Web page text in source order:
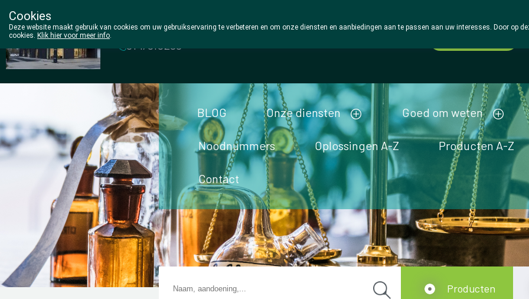
Wezel Pharma
014/810298
BLOG Onze diensten Goed om weten
Noodnummers Oplossingen A-Z Producten A-Z
Contact
Producten
Cookies
Deze website maakt gebruik van cookies om uw gebruikservaring te verbeteren en om onze diensten en aanbiedingen aan te passen aan uw interesses. Door op
cookies. Klik hier voor meer info.